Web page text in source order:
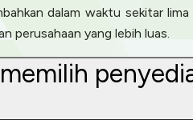
dalam waktu sekitar
perusahaan yang lebih luas.